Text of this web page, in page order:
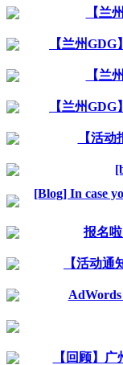
【兰
【兰州
【兰
【兰州
【活
[Blog] In case
报名
【活动通
【回顾】